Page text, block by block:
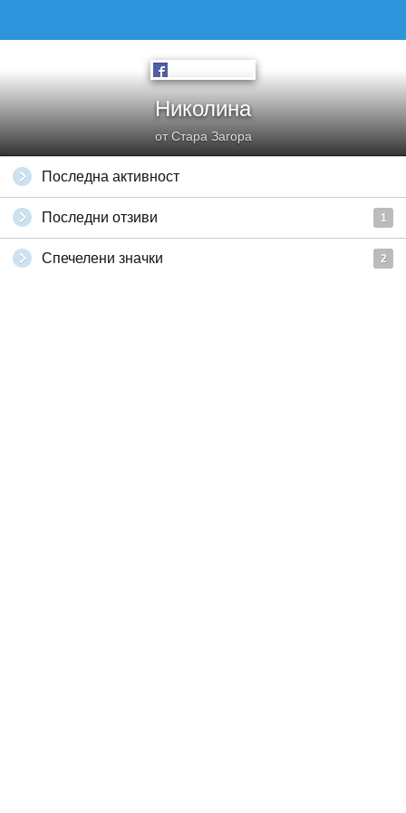
Николина
от Стара Загора
Последна активност
Последни отзиви 1
Спечелени значки 2